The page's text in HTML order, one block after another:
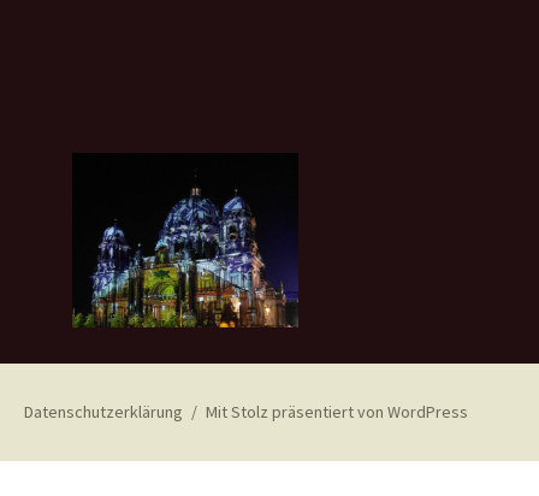
Datenschutzerklärung Mit Stolz präsentiert von WordPress